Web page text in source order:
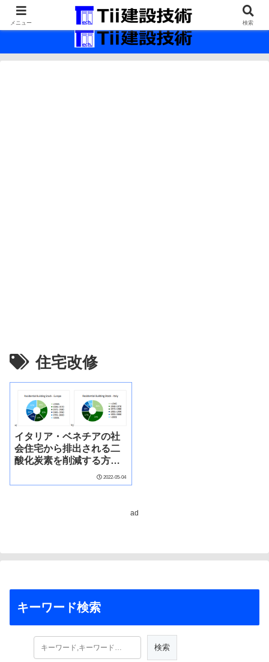
最新の建設技術の情報インフラ。
住宅改修
イタリア・ベネチアの社
会住宅から排出される二
酸化炭素を削減する方法
(How Venice, Italy Can
Cut Carbon Emissions
2022-05-04
ad
キーワード検索
メニュー 検索